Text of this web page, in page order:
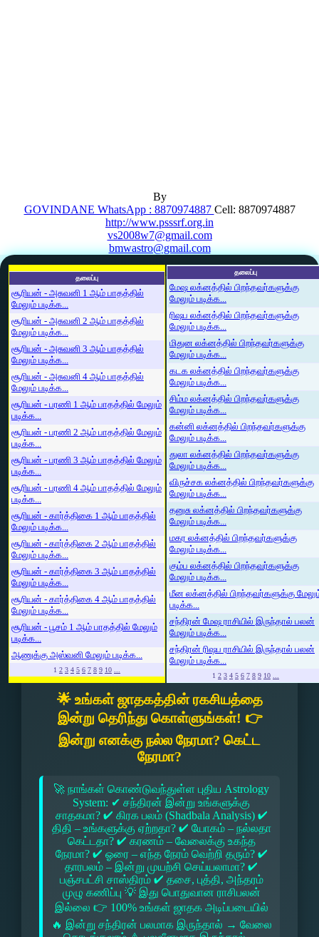
By
GOVINDANE WhatsApp : 8870974887 Cell: 8870974887
http://www.psssrf.org.in
vs2008w7@gmail.com
bmwastro@gmail.com
தலைப்பு
சூரியன் - அசுவனி 1 ஆம் பாதத்தில்
மேலும் படிக்க...
சூரியன் - அசுவனி 2 ஆம் பாதத்தில்
மேலும் படிக்க...
சூரியன் - அசுவனி 3 ஆம் பாதத்தில்
மேலும் படிக்க...
சூரியன் - அசுவனி 4 ஆம் பாதத்தில்
மேலும் படிக்க...
சூரியன் - பரணி 1 ஆம் பாதத்தில் மேலும்
படிக்க...
சூரியன் - பரணி 2 ஆம் பாதத்தில் மேலும்
படிக்க...
சூரியன் - பரணி 3 ஆம் பாதத்தில் மேலும்
படிக்க...
சூரியன் - பரணி 4 ஆம் பாதத்தில் மேலும்
படிக்க...
சூரியன் - கார்த்திகை 1 ஆம் பாதத்தில்
மேலும் படிக்க...
சூரியன் - கார்த்திகை 2 ஆம் பாதத்தில்
மேலும் படிக்க...
சூரியன் - கார்த்திகை 3 ஆம் பாதத்தில்
மேலும் படிக்க...
சூரியன் - கார்த்திகை 4 ஆம் பாதத்தில்
மேலும் படிக்க...
சூரியன் - பூசம் 1 ஆம் பாதத்தில் மேலும்
படிக்க...
ஆணுக்கு அஸ்வனி மேலும் படிக்க...
1 2 3 4 5 6 7 8 9 10 ...
தலைப்பு
மேஷ லக்னத்தில் பிறந்தவர்களுக்கு
மேலும் படிக்க...
ரிஷப லக்னத்தில் பிறந்தவர்களுக்கு
மேலும் படிக்க...
மிதுன லக்னத்தில் பிறந்தவர்களுக்கு
மேலும் படிக்க...
கடக லக்னத்தில் பிறந்தவர்களுக்கு
மேலும் படிக்க...
சிம்ம லக்னத்தில் பிறந்தவர்களுக்கு
மேலும் படிக்க...
கன்னி லக்னத்தில் பிறந்தவர்களுக்கு
மேலும் படிக்க...
துலா லக்னத்தில் பிறந்தவர்களுக்கு
மேலும் படிக்க...
விருச்சக லக்னத்தில் பிறந்தவர்களுக்கு
மேலும் படிக்க...
தனுசு லக்னத்தில் பிறந்தவர்களுக்கு
மேலும் படிக்க...
மகர லக்னத்தில் பிறந்தவர்களுக்கு
மேலும் படிக்க...
கும்ப லக்னத்தில் பிறந்தவர்களுக்கு
மேலும் படிக்க...
மீன லக்னத்தில் பிறந்தவர்களுக்கு
படிக்க...
சந்திரன் மேஷ ராசியில் இருந்தால் பலன்
மேலும் படிக்க...
சந்திரன் ரிஷப ராசியில் இருந்தால் பலன்
மேலும் படிக்க...
1 2 3 4 5 6 7 8 9 10 ...
🌟 உங்கள் ஜாதகத்தின் ரகசியத்தை
இன்று தெரிந்து கொள்ளுங்கள்! 👉
இன்று எனக்கு நல்ல நேரமா? கெட்ட
நேரமா?
🚀 நாங்கள் கொண்டுவந்துள்ள புதிய Astrology
System: ✔ சந்திரன் இன்று உங்களுக்கு
சாதகமா? ✔ கிரக பலம் (Shadbala Analysis) ✔
திதி – உங்களுக்கு ஏற்றதா? ✔ யோகம் – நல்லதா
கெட்டதா? ✔ கரணம் – வேலைக்கு உகந்த
நேரமா? ✔ ஓரை – எந்த நேரம் வெற்றி தரும்? ✔
தாரபலம் – இன்று முயற்சி செய்யலாமா? ✔
பஞ்சபட்சி சாஸ்திரம் ✔ தசை, புத்தி, அந்தரம்
முழு கணிப்பு 💡 இது பொதுவான ராசிபலன்
இல்லை 👉 100% உங்கள் ஜாதக அடிப்படையில்
🔥 இன்று சந்திரன் பலமாக இருந்தால் → வேலை